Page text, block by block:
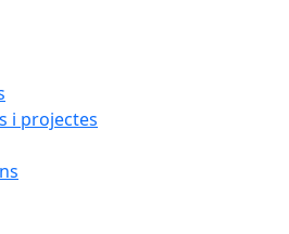
i projectes